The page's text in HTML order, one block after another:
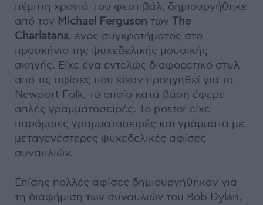
πέμπτη χρονιά του φεστιβάλ, δημιουργήθηκε
από τον Michael Ferguson των The
Charlatans, ενός συγκροτήματος στο
προσκήνιο της ψυχεδελικής μουσικής
σκηνής. Είχε ένα εντελώς διαφορετικό στυλ
από τις αφίσες που είχαν προηγηθεί για το
Newport Folk, το οποίο κατά βάση έφερε
απλές γραμματοσειρές. Το poster είχε
παρόμοιες γραμματοσειρές και γράμματα με
μεταγενέστερες ψυχεδελικές αφίσες
συναυλιών.
Επίσης πολλές αφίσες δημιουργήθηκαν για
τη διαφήμιση των συναυλιών του Bob Dylan,